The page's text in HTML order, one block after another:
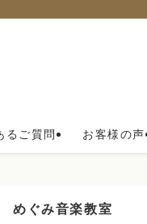
るご質問 お客様の声
めぐみ音楽教室